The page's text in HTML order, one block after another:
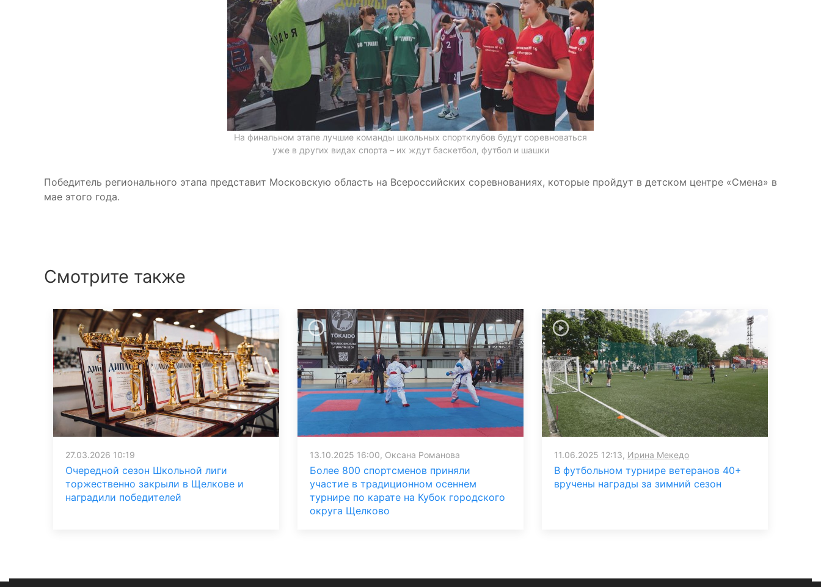
На финальном этапе лучшие команды школьных спортклубов будут соревноваться
уже в других видах спорта – их ждут баскетбол, футбол и шашки
Победитель регионального этапа представит Московскую область на Всероссийских соревнованиях, которые пройдут в детском центре «Смена» в
мае этого года.
Смотрите также
27.03.2026 10:19
Очередной сезон Школьной лиги
торжественно закрыли в Щелкове и
наградили победителей
13.10.2025 16:00, Оксана Романова
Более 800 спортсменов приняли
участие в традиционном осеннем
турнире по карате на Кубок городского
округа Щелково
11.06.2025 12:13, Ирина Мекедо
В футбольном турнире ветеранов 40+
вручены награды за зимний сезон